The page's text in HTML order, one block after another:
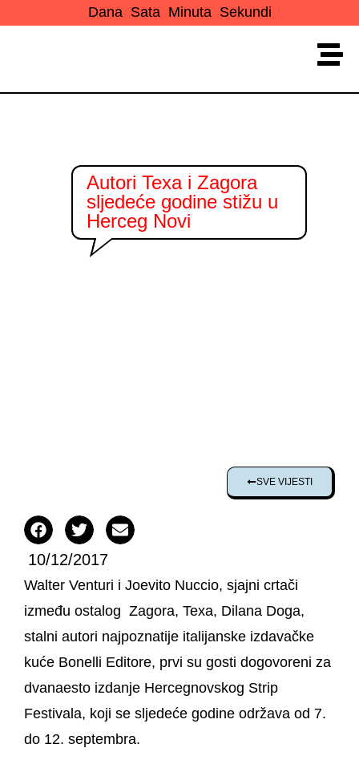
Dana Sata Minuta Sekundi
Autori Texa i Zagora
sljedeće godine stižu u
Herceg Novi
SVE VIJESTI
10/12/2017
Walter Venturi i Joevito Nuccio, sjajni crtači
između ostalog Zagora, Texa, Dilana Doga,
stalni autori najpoznatije italijanske izdavačke
kuće Bonelli Editore, prvi su gosti dogovoreni za
dvanaesto izdanje Hercegnovskog Strip
Festivala, koji se sljedeće godine održava od 7.
do 12. septembra.